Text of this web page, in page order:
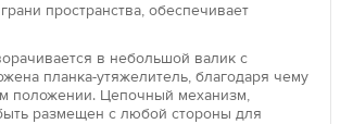
пространства, обеспечивает
в небольшой валик с
планка-утяжелитель, благодаря чему
положении. Цепочный механизм,
размещен с любой стороны для